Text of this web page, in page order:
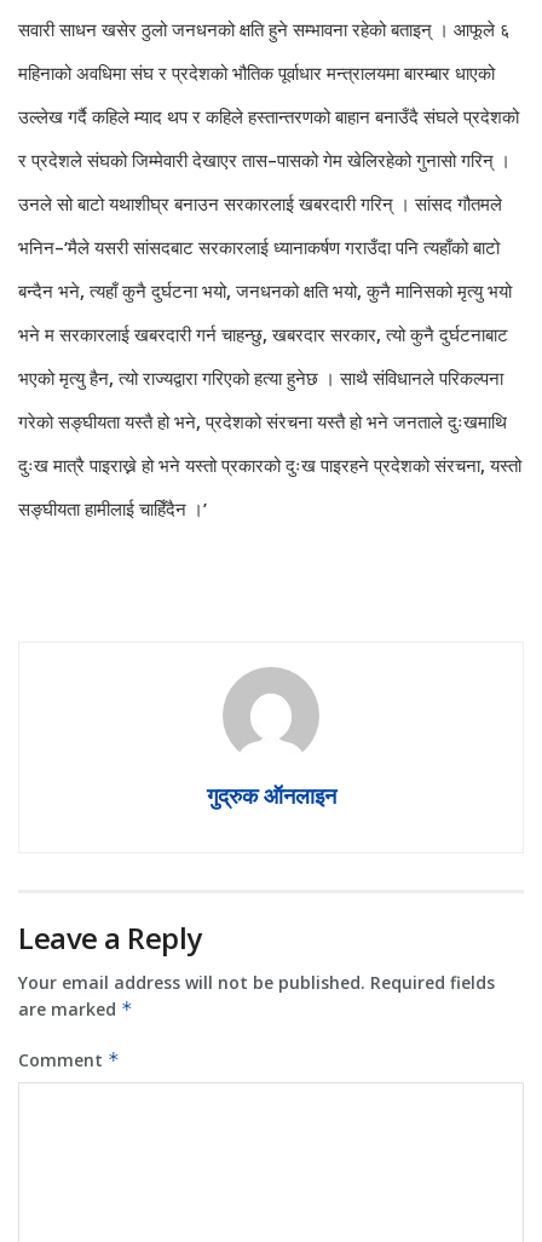
सवारी साधन खसेर ठुलो जनधनको क्षति हुने सम्भावना रहेको बताइन् । आफूले ६
महिनाको अवधिमा संघ र प्रदेशको भौतिक पूर्वाधार मन्त्रालयमा बारम्बार धाएको
उल्लेख गर्दै कहिले म्याद थप र कहिले हस्तान्तरणको बाहान बनाउँदै संघले प्रदेशको
र प्रदेशले संघको जिम्मेवारी देखाएर तास–पासको गेम खेलिरहेको गुनासो गरिन् ।
उनले सो बाटो यथाशीघ्र बनाउन सरकारलाई खबरदारी गरिन् । सांसद गौतमले
भनिन–‘मैले यसरी सांसदबाट सरकारलाई ध्यानाकर्षण गराउँदा पनि त्यहाँको बाटो
बन्दैन भने, त्यहाँ कुनै दुर्घटना भयो, जनधनको क्षति भयो, कुनै मानिसको मृत्यु भयो
भने म सरकारलाई खबरदारी गर्न चाहन्छु, खबरदार सरकार, त्यो कुनै दुर्घटनाबाट
भएको मृत्यु हैन, त्यो राज्यद्वारा गरिएको हत्या हुनेछ । साथै संविधानले परिकल्पना
गरेको सङ्घीयता यस्तै हो भने, प्रदेशको संरचना यस्तै हो भने जनताले दुःखमाथि
दुःख मात्रै पाइराख्ने हो भने यस्तो प्रकारको दुःख पाइरहने प्रदेशको संरचना, यस्तो
सङ्घीयता हामीलाई चाहिँदैन ।’
गुद्रुक ऑनलाइन
Leave a Reply
Your email address will not be published. Required fields
are marked *
Comment *